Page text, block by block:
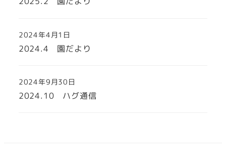
2024.4 園だより
2024年4月1日
2024.10 ハグ通信
2024年9月30日